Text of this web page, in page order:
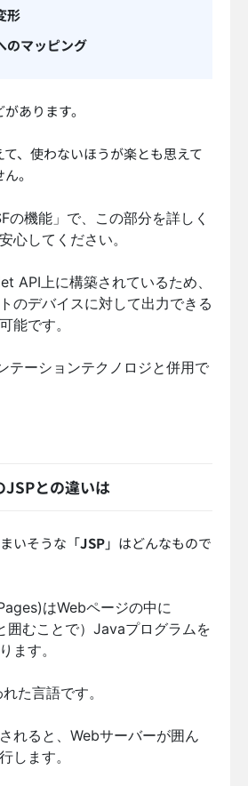
形
のマッピング
あります。
、使わないほうが楽とも思えて
。
の機能」で、この部分を詳しく
心してください。
API上に構築されているため、
のデバイスに対して出力できる
能です。
テーションテクノロジと併用で
JSPとの違いは
いそうな「JSP」はどんなもので
はWebページの中に
むことで）Javaプログラムを
ます。
た言語です。
れると、Webサーバーが囲ん
します。